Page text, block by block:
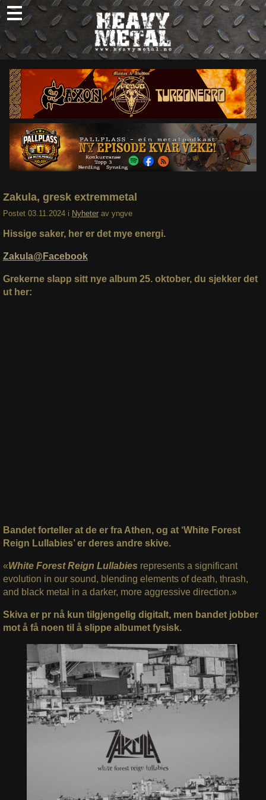
Skip
to
content
Nyheter
Omtaler
Intervjuer
Om oss
Abonner
Søk
Zakula, gresk extremmetal
Postet 03.11.2024 i Nyheter av yngve
Hissige saker, her er det mye energi.
Zakula@Facebook
Grekerne slapp sitt nye album 25. oktober, du sjekker det
ut her:
Bandet forteller at de er fra Athen, og at ‘White Forest
Reign Lullabies’ er deres andre skive.
«White Forest Reign Lullabies represents a significant
evolution in our sound, blending elements of death, thrash,
and black metal in a darker, more aggressive direction.»
Skiva er pr nå kun tilgjengelig digitalt, men bandet jobber
mot å få noen til å slippe albumet fysisk.